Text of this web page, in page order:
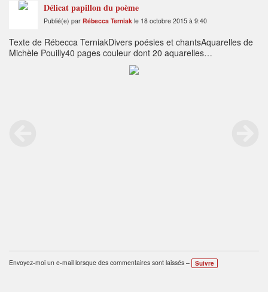
Délicat papillon du poème
Publié(e) par Rébecca Terniak le 18 octobre 2015 à 9:40
Texte de Rébecca TerniakDivers poésies et chantsAquarelles de
Michèle Pouilly40 pages couleur dont 20 aquarelles
originales,format 240 x 240 mmEd. La Lyre d’Alizé, juillet
2015Novoprint Juillet 2015 - 22 €Pour enfants jusqu’à 12 ans et
Envoyez-moi un e-mail lorsque des commentaires sont laissés – Suivre